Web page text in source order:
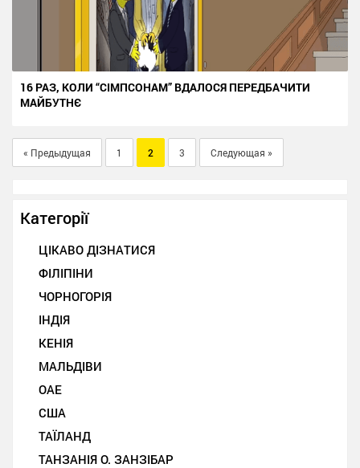
16 РАЗ, КОЛИ “СІМПСОНАМ” ВДАЛОСЯ ПЕРЕДБАЧИТИ
МАЙБУТНЄ
« Предыдущая 1 2 3 Следующая »
Категорії
ЦІКАВО ДІЗНАТИСЯ
ФІЛІПІНИ
ЧОРНОГОРІЯ
ІНДІЯ
КЕНІЯ
МАЛЬДІВИ
ОАЕ
США
ТАЇЛАНД
ТАНЗАНІЯ О. ЗАНЗІБАР